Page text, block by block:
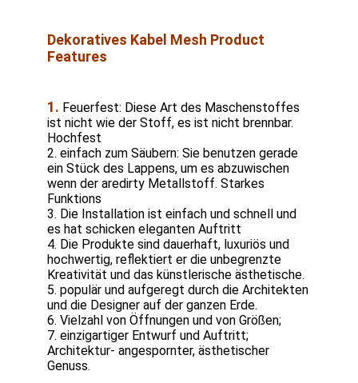
Dekoratives Kabel Mesh Product
Features
1. Feuerfest: Diese Art des Maschenstoffes
ist nicht wie der Stoff, es ist nicht brennbar.
Hochfest
2. einfach zum Säubern: Sie benutzen gerade
ein Stück des Lappens, um es abzuwischen
wenn der aredirty Metallstoff. Starkes
Funktions
3. Die Installation ist einfach und schnell und
es hat schicken eleganten Auftritt
4. Die Produkte sind dauerhaft, luxuriös und
hochwertig, reflektiert er die unbegrenzte
Kreativität und das künstlerische ästhetische.
5. populär und aufgeregt durch die Architekten
und die Designer auf der ganzen Erde.
6. Vielzahl von Öffnungen und von Größen;
7. einzigartiger Entwurf und Auftritt;
Architektur- angespornter, ästhetischer
Genuss.